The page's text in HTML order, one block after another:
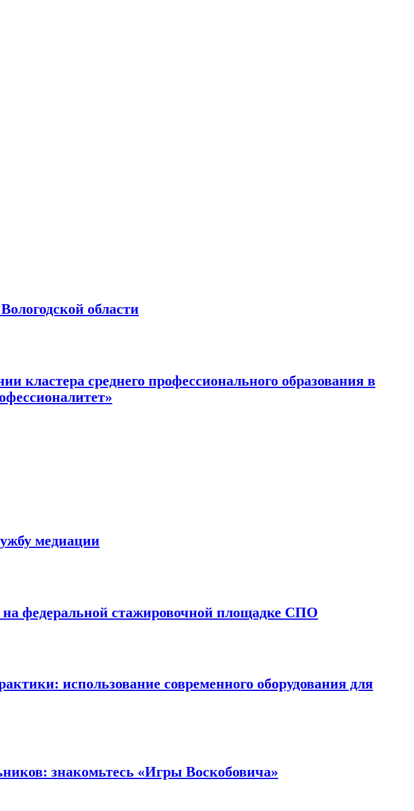
области
кластера среднего профессионального образования в
медиации
федеральной стажировочной площадке СПО
использование современного оборудования для
знакомьтесь «Игры Воскобовича»